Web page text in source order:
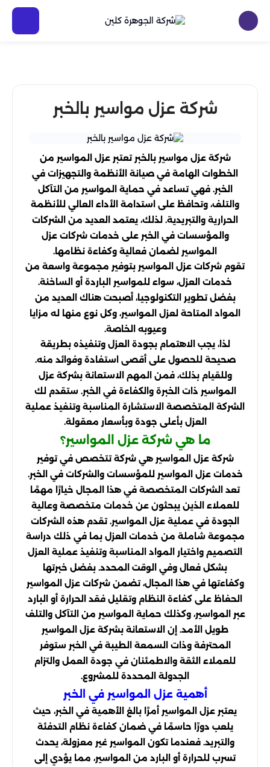
شركة عزل مواسير بالخبر
شركة عزل مواسير بالخبر تعتبر عزل المواسير من
الخطوات الهامة في صيانة الأنظمة والتجهيزات في
الخبر. فهي تساعد في حماية المواسير من التآكل
والتلف، وتحافظ على استدامة الأداء العالي للأنظمة
الحرارية والتبريدية. لذلك، يعتمد العديد من الشركات
والمؤسسات في الخبر على خدمات شركات عزل
المواسير لضمان فعالية وكفاءة نظامها.
تقوم شركات عزل المواسير بتوفير مجموعة واسعة من
خدمات العزل، سواء للمواسير الباردة أو الساخنة.
بفضل تطوير التكنولوجيا، أصبحت هناك العديد من
المواد المتاحة لعزل المواسير، وكل نوع منها له مزايا
وعيوبه الخاصة.
لذا، يجب الاهتمام بجودة العزل وتنفيذه بطريقة
صحيحة للحصول على أقصى استفادة وفوائد منه.
وللقيام بذلك، فمن المهم الاستعانة بشركة عزل
المواسير ذات الخبرة والكفاءة في الخبر. ستقدم لك
الشركة المتخصصة الاستشارة المناسبة وتنفيذ عملية
العزل بأعلى جودة وبأسعار معقولة.
ما هي شركة عزل المواسير؟
شركة عزل المواسير هي شركة تتخصص في توفير
خدمات عزل المواسير للمؤسسات والشركات في الخبر.
تعد الشركات المتخصصة في هذا المجال خيارًا مهمًا
للعملاء الذين يبحثون عن خدمات متخصصة وعالية
الجودة في عملية عزل المواسير. تقدم هذه الشركات
مجموعة شاملة من خدمات العزل بما في ذلك دراسة
التصميم واختيار المواد المناسبة وتنفيذ عملية العزل
بشكل فعال وفي الوقت المحدد. بفضل خبرتها
وكفاءتها في هذا المجال، تضمن شركات عزل المواسير
الحفاظ على كفاءة النظام وتقليل فقد الحرارة أو البارد
عبر المواسير، وكذلك حماية المواسير من التآكل والتلف
طويل الأمد. إن الاستعانة بشركة عزل المواسير
المحترفة وذات السمعة الطيبة في الخبر ستوفر
للعملاء الثقة والاطمئنان في جودة العمل والتزام
الجدولة المحددة للمشروع.
أهمية عزل المواسير في الخبر
يعتبر عزل المواسير أمرًا بالغ الأهمية في الخبر، حيث
يلعب دورًا حاسمًا في ضمان كفاءة نظام التدفئة
والتبريد. فعندما تكون المواسير غير معزولة، يحدث
تسرب للحرارة أو البارد من المواسير، مما يؤدي إلى